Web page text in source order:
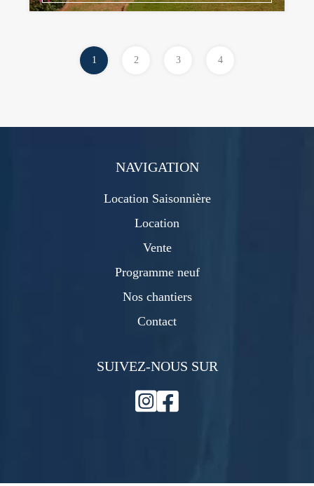
1 2 3 4
NAVIGATION
Location Saisonnière
Location
Vente
Programme neuf
Nos chantiers
Contact
SUIVEZ-NOUS SUR